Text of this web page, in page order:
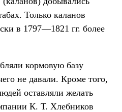
Только каланов
в 1797—1821 гг. более
кормовую базу
не давали. Кроме того,
оставляли желать
К. Т. Хлебников